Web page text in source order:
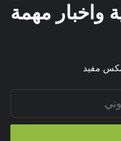
واخبار مهمة
مكس مفيد